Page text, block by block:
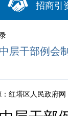
招商引
层干部例会
红塔区人民政府网